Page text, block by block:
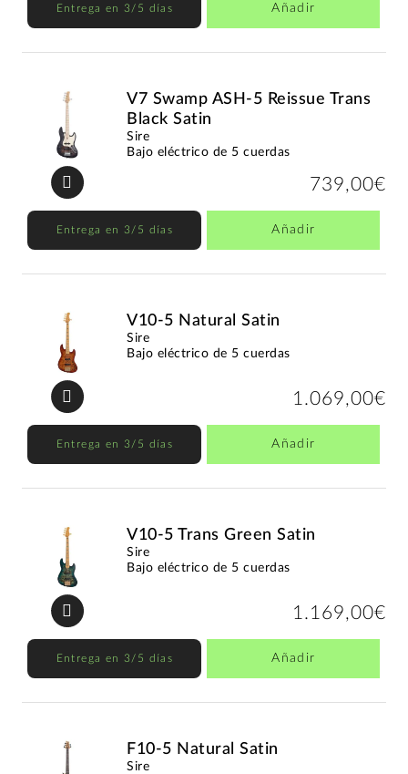
Entrega en 3/5 días Añadir
V7 Swamp ASH-5 Reissue Trans
Black Satin
Sire
Bajo eléctrico de 5 cuerdas
739,00€
Entrega en 3/5 días Añadir
V10-5 Natural Satin
Sire
Bajo eléctrico de 5 cuerdas
1.069,00€
Entrega en 3/5 días Añadir
V10-5 Trans Green Satin
Sire
Bajo eléctrico de 5 cuerdas
1.169,00€
Entrega en 3/5 días Añadir
F10-5 Natural Satin
Sire